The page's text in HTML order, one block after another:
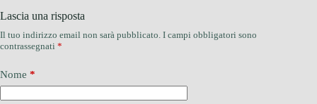
Lascia una risposta
Il tuo indirizzo email non sarà pubblicato. I campi obbligatori sono
contrassegnati *
Nome *